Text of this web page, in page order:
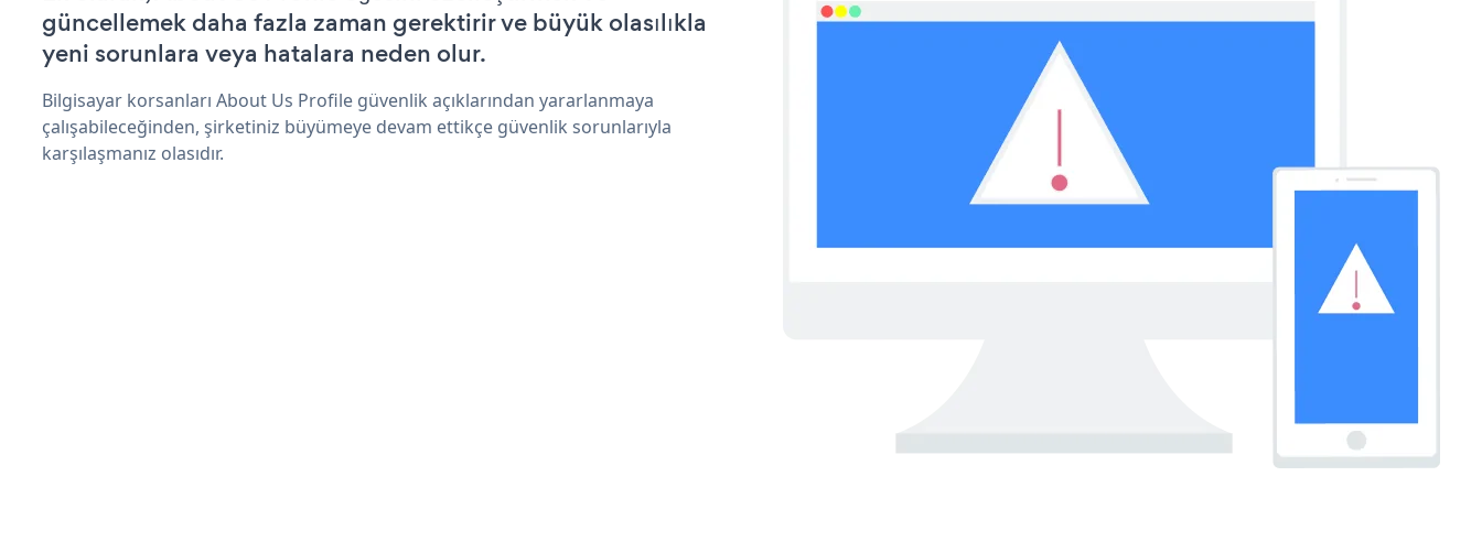
güncellemek daha fazla zaman gerektirir ve büyük olasılıkla
yeni sorunlara veya hatalara neden olur.
Bilgisayar korsanları About Us Profile güvenlik açıklarından yararlanmaya
çalışabileceğinden, şirketiniz büyümeye devam ettikçe güvenlik sorunlarıyla
karşılaşmanız olasıdır.